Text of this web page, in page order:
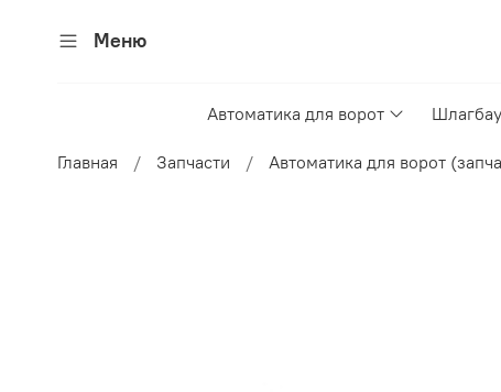
Меню
Автоматика для ворот
Главная Запчасти Автоматика для ворот